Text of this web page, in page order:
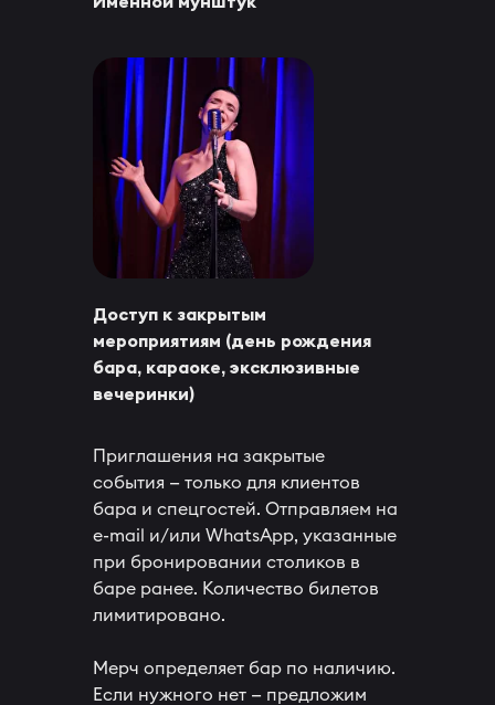
Приглашения на закрытые
события — только для клиентов
бара и спецгостей. Отправляем на
e-mail и/или WhatsApp, указанные
при бронировании столиков в
баре ранее. Количество билетов
лимитировано.
Мерч определяет бар по наличию.
Если нужного нет — предложим
Доступ к закрытым
мероприятиям (день рождения
бара, караоке, эксклюзивные
вечеринки)